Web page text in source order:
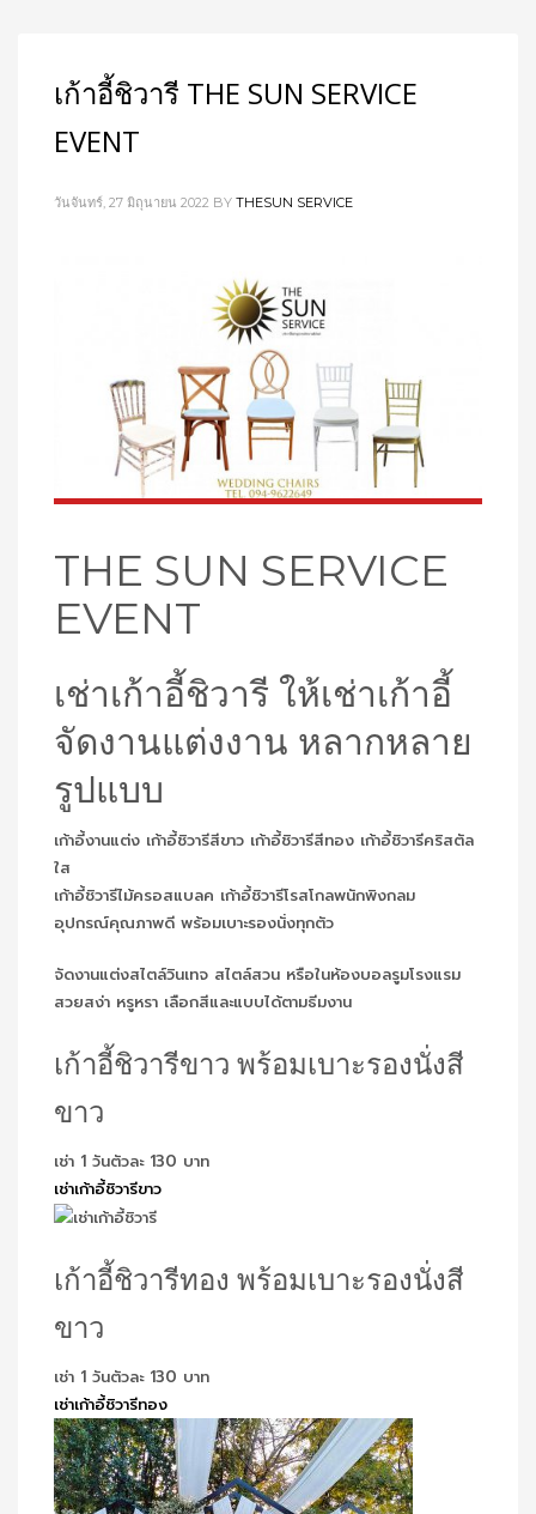
เก้าอี้ชิวารี THE SUN SERVICE
EVENT
วันจันทร์, 27 มิถุนายน 2022 BY THESUN SERVICE
THE SUN SERVICE
EVENT
เช่าเก้าอี้ชิวารี ให้เช่าเก้าอี้
จัดงานแต่งงาน หลากหลาย
รูปแบบ
เก้าอี้งานแต่ง เก้าอี้ชิวารีสีขาว เก้าอี้ชิวารีสีทอง เก้าอี้ชิวารีคริสตัล
ใส
เก้าอี้ชิวารีไม้ครอสแบลค เก้าอี้ชิวารีโรสโกลพนักพิงกลม
อุปกรณ์คุณภาพดี พร้อมเบาะรองนั่งทุกตัว
จัดงานแต่งสไตล์วินเทจ สไตล์สวน หรือในห้องบอลรูมโรงแรม
สวยสง่า หรูหรา เลือกสีและแบบได้ตามธีมงาน
เก้าอี้ชิวารีขาว พร้อมเบาะรองนั่งสี
ขาว
เช่า 1 วันตัวละ 130 บาท
เช่าเก้าอี้ชิวารีขาว
เก้าอี้ชิวารีทอง พร้อมเบาะรองนั่งสี
ขาว
เช่า 1 วันตัวละ 130 บาท
เช่าเก้าอี้ชิวารีทอง